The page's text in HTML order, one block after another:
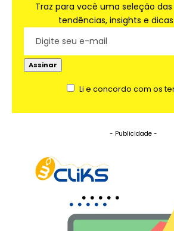
Traz para você uma seleção
tendências, insights e
Li e concordo com os
- Publicidade -